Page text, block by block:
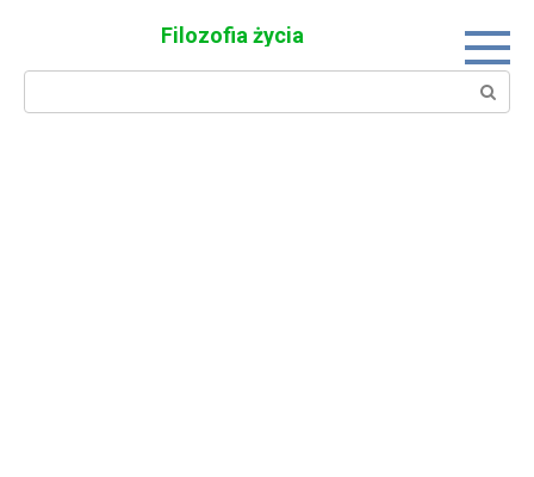
Filozofia życia
Search: